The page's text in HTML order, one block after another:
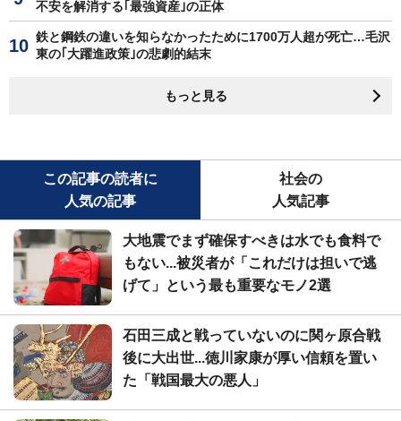
不安を解消する｢最強資産｣の正体
鉄と鋼鉄の違いを知らなかったために1700万人超が死亡…毛沢
東の｢大躍進政策｣の悲劇的結末
もっと見る
この記事の読者に
人気の記事
社会の
人気記事
大地震でまず確保すべきは水でも食料で
もない...被災者が「これだけは担いで逃
げて」という最も重要なモノ2選
石田三成と戦っていないのに関ヶ原合戦
後に大出世...徳川家康が厚い信頼を置い
た「戦国最大の悪人」